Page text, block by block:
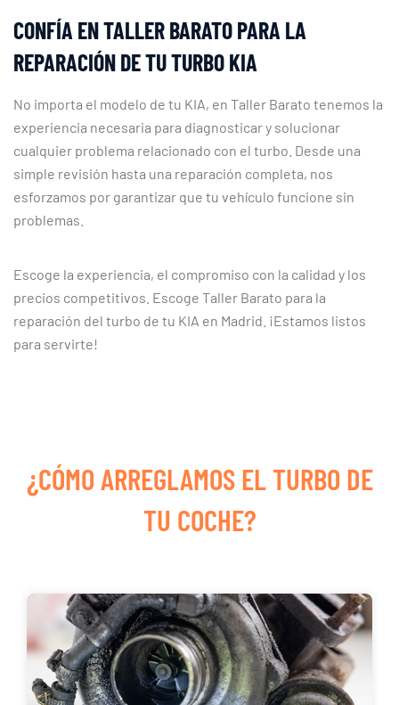
CONFÍA EN TALLER BARATO PARA LA
REPARACIÓN DE TU TURBO KIA
No importa el modelo de tu KIA, en Taller Barato tenemos la
experiencia necesaria para diagnosticar y solucionar
cualquier problema relacionado con el turbo. Desde una
simple revisión hasta una reparación completa, nos
esforzamos por garantizar que tu vehículo funcione sin
problemas.
Escoge la experiencia, el compromiso con la calidad y los
precios competitivos. Escoge Taller Barato para la
reparación del turbo de tu KIA en Madrid. ¡Estamos listos
para servirte!
¿CÓMO ARREGLAMOS EL TURBO DE
TU COCHE?